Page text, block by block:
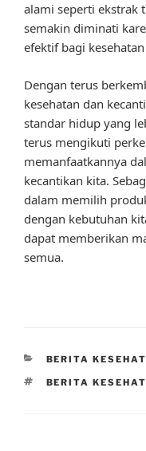
alami seperti ekstrak
semakin diminati
efektif bagi
Dengan terus
kesehatan dan
standar hidup yang
terus mengikuti
memanfaatkannya
kecantikan kita.
dalam memilih
dengan kebutuhan
dapat memberikan
semua.
CATEGORIES
BERITA
TAGS
BERITA